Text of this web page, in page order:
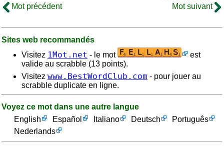
Mot précédent
Mot suivant
Sites web recommandés
Visitez 1Mot.net - le mot
est
valide au scrabble (13 points).
Visitez www.BestWordClub.com - pour jouer au
scrabble duplicate en ligne.
Voyez ce mot dans une autre langue
English
Español Italiano Deutsch
Português
Nederlands